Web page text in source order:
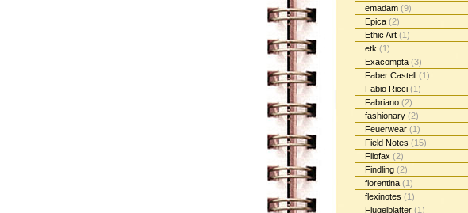
emadam (9)
Epica (2)
Ethic Art (1)
etk (1)
Exacompta (3)
Faber Castell (1)
Fabio Ricci (1)
Fabriano (2)
fashionary (2)
Feuerwear (1)
Field Notes (15)
Filofax (2)
Findling (2)
fiorentina (1)
flexinotes (1)
Flügelblätter (1)